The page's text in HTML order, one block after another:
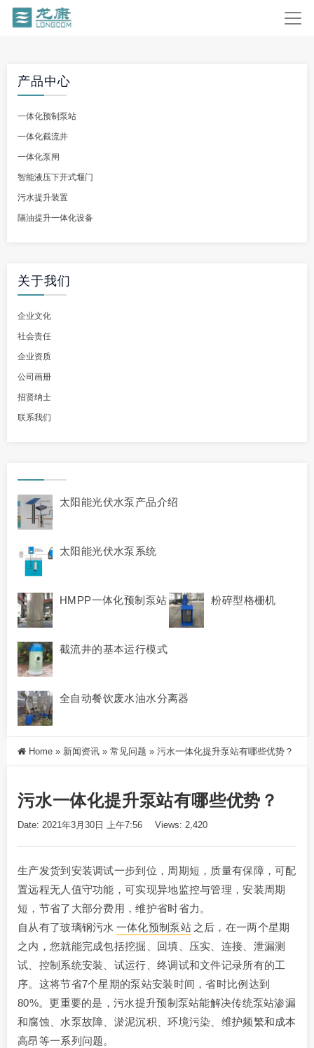
产品中心
一体化预制泵站
一体化截流井
一体化泵闸
智能液压下开式堰门
污水提升装置
隔油提升一体化设备
关于我们
企业文化
社会责任
企业资质
公司画册
招贤纳士
联系我们
太阳能光伏水泵产品介绍
太阳能光伏水泵系统
HMPP一体化预制泵站 粉碎型格栅机
截流井的基本运行模式
全自动餐饮废水油水分离器
Home » 新闻资讯 » 常见问题 » 污水一体化提升泵站有哪些优势？
污水一体化提升泵站有哪些优势？
Date: 2021年3月30日 上午7:56 Views: 2,420
生产发货到安装调试一步到位，周期短，质量有保障，可配
置远程无人值守功能，可实现异地监控与管理，安装周期
短，节省了大部分费用，维护省时省力。
自从有了玻璃钢污水 一体化预制泵站 之后，在一两个星期
之内，您就能完成包括挖掘、回填、压实、连接、泄漏测
试、控制系统安装、试运行、终调试和文件记录所有的工
序。这将节省7个星期的泵站安装时间，省时比例达到
80%。更重要的是，污水提升预制泵站能解决传统泵站渗漏
和腐蚀、水泵故障、淤泥沉积、环境污染、维护频繁和成本
高昂等一系列问题。